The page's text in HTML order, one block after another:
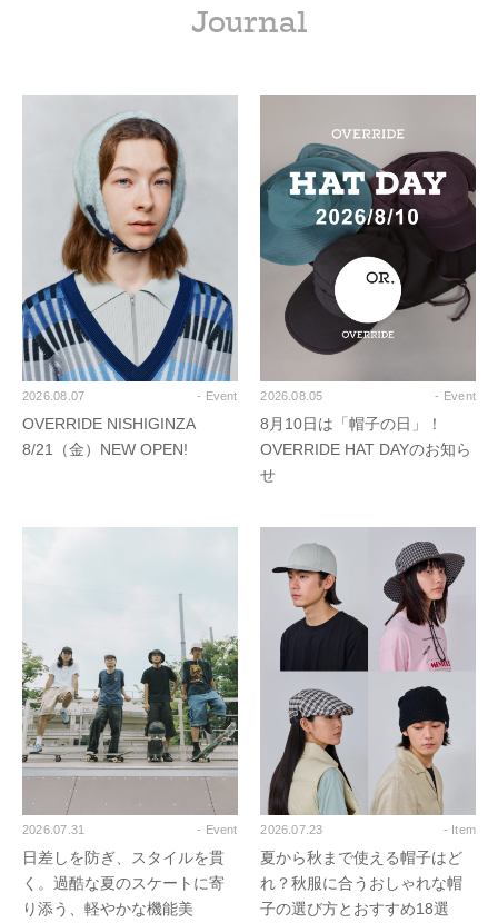
Journal
2026.08.07 - Event
OVERRIDE NISHIGINZA
8/21（金）NEW OPEN!
2026.08.05 - Event
8月10日は「帽子の日」！
OVERRIDE HAT DAYのお知ら
せ
2026.07.31 - Event
日差しを防ぎ、スタイルを貫
く。過酷な夏のスケートに寄
り添う、軽やかな機能美
2026.07.23 - Item
夏から秋まで使える帽子はど
れ？秋服に合うおしゃれな帽
子の選び方とおすすめ18選